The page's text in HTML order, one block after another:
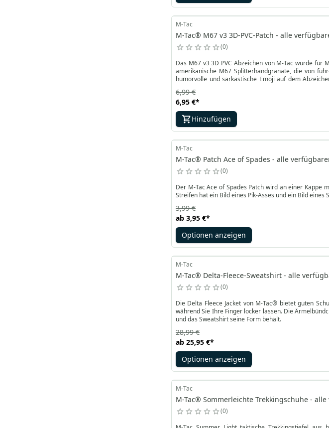
M-Tac
M-Tac® M67 v3 3D-PVC-Patch - alle
0
Das M67 v3 3D PVC Abzeichen von M-Tac wurde
amerikanische M67 Splitterhandgranate, die von
humorvolle und sarkastische Emoji auf dem
6,95 €*
6,99 €
Hinzufügen
M-Tac
M-Tac® Patch Ace of Spades - alle
0
Der M-Tac Ace of Spades Patch wird an einer Kappe
Streifen hat ein Bild eines Pik-Asses und ein Bild eines
ab 3,95 €*
3,99 €
Optionen anzeigen
M-Tac
M-Tac® Delta-Fleece-Sweatshirt - alle
0
Die Delta Fleece Jacket von M-Tac® bietet guten
während Sie Ihre Finger locker lassen. Die
und das Sweatshirt seine Form behält.
ab 25,95 €*
28,99 €
Optionen anzeigen
M-Tac
M-Tac® Sommerleichte Trekkingschuhe -
0